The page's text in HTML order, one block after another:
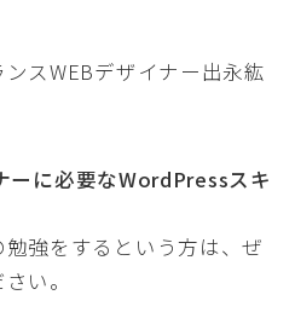
料相談
スWEBデザイナー出永紘
ーに必要なWordPressスキ
強をするという方は、ぜ
い。